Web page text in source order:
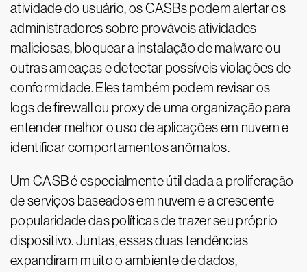
atividade do usuário, os CASBs podem alertar os
administradores sobre prováveis atividades
maliciosas, bloquear a instalação de malware ou
outras ameaças e detectar possíveis violações de
conformidade. Eles também podem revisar os
logs de firewall ou proxy de uma organização para
entender melhor o uso de aplicações em nuvem e
identificar comportamentos anômalos.
Um CASB é especialmente útil dada a proliferação
de serviços baseados em nuvem e a crescente
popularidade das políticas de trazer seu próprio
dispositivo. Juntas, essas duas tendências
expandiram muito o ambiente de dados,